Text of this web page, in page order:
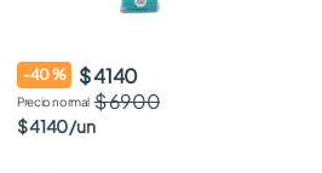
-40%
$ 4140
$ 6900
$4140/un